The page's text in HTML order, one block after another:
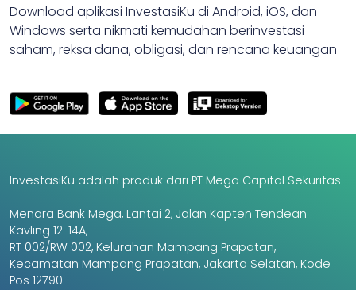
Download aplikasi InvestasiKu di Android, iOS, dan
Windows serta nikmati kemudahan berinvestasi
saham, reksa dana, obligasi, dan rencana keuangan
InvestasiKu adalah produk dari PT Mega Capital Sekuritas
Menara Bank Mega, Lantai 2, Jalan Kapten Tendean
Kavling 12-14A,
RT 002/RW 002, Kelurahan Mampang Prapatan,
Kecamatan Mampang Prapatan, Jakarta Selatan, Kode
Pos 12790